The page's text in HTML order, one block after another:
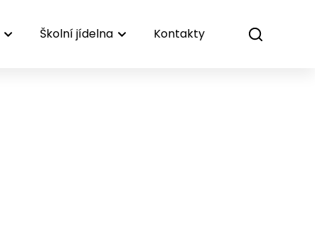
Školní jídelna Kontakty